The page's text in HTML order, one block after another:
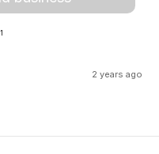
2 years ago